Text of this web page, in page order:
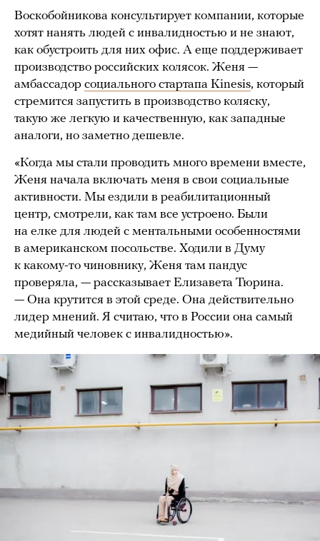
Воскобойникова консультирует компании, которые
хотят нанять людей с инвалидностью и не знают,
как обустроить для них офис. А еще поддерживает
производство российских колясок. Женя —
амбассадор социального стартапа Kinesis, который
стремится запустить в производство коляску,
такую же легкую и качественную, как западные
аналоги, но заметно дешевле.
«Когда мы стали проводить много времени вместе,
Женя начала включать меня в свои социальные
активности. Мы ездили в реабилитационный
центр, смотрели, как там все устроено. Были
на елке для людей с ментальными особенностями
в американском посольстве. Ходили в Думу
к какому-то чиновнику, Женя там пандус
проверяла, — рассказывает Елизавета Тюрина.
— Она крутится в этой среде. Она действительно
лидер мнений. Я считаю, что в России она самый
медийный человек с инвалидностью».